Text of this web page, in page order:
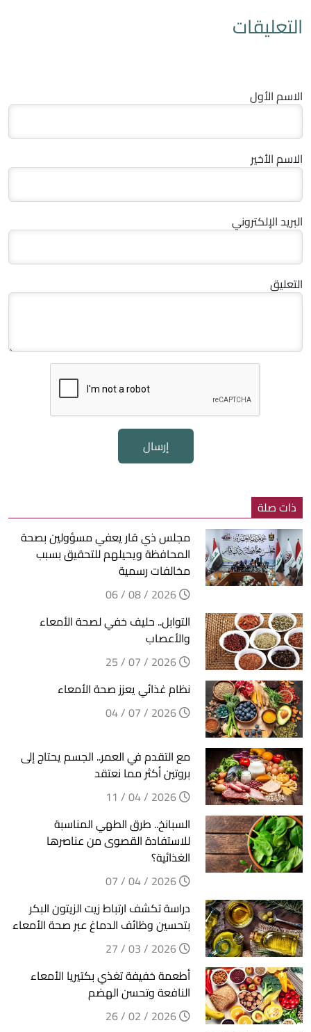
التعليقات
الاسم الأول
الاسم الأخير
البريد الإلكتروني
التعليق
إرسال
ذات صلة
مجلس ذي قار يعفي مسؤولين بصحة
المحافظة ويحيلهم للتحقيق بسبب
مخالفات رسمية
التوابل.. حليف خفي لصحة الأمعاء
والأعصاب
نظام غذائي يعزز صحة الأمعاء
مع التقدم في العمر.. الجسم يحتاج إلى
بروتين أكثر مما نعتقد
السبانخ.. طرق الطهي المناسبة
للاستفادة القصوى من عناصرها
الغذائية؟
دراسة تكشف ارتباط زيت الزيتون البكر
بتحسين وظائف الدماغ عبر صحة الأمعاء
أطعمة خفيفة تغذي بكتيريا الأمعاء
النافعة وتحسن الهضم